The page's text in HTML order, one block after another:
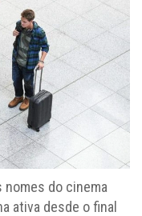
nomes do cinema
ativa desde o final